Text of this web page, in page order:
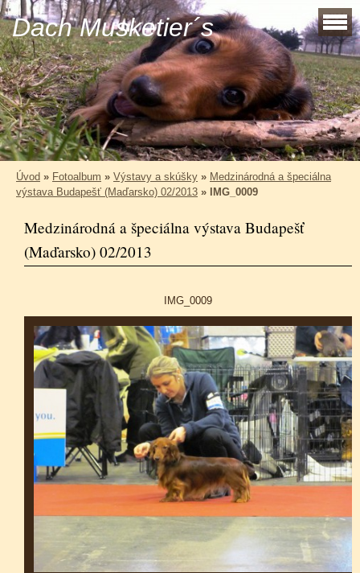
Dach Musketier´s
Úvod » Fotoalbum » Výstavy a skúšky » Medzinárodná a špeciálna
výstava Budapešť (Maďarsko) 02/2013 » IMG_0009
Medzinárodná a špeciálna výstava Budapešť
(Maďarsko) 02/2013
IMG_0009